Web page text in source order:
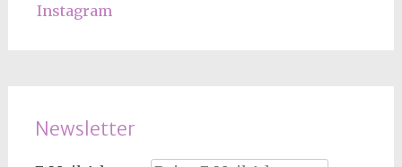
Newsletter